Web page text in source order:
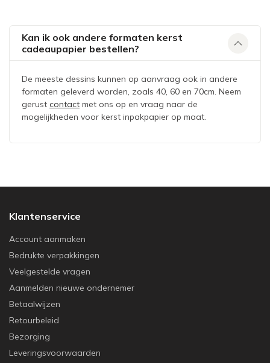
Kan ik ook andere formaten kerst
cadeaupapier bestellen?
De meeste dessins kunnen op aanvraag ook in andere
formaten geleverd worden, zoals 40, 60 en 70cm. Neem
gerust contact met ons op en vraag naar de
mogelijkheden voor kerst inpakpapier op maat.
Klantenservice
Account aanmaken
Bedrukte verpakkingen
Veelgestelde vragen
Aanmelden nieuwe ondernemer
Betaalwijzen
Retourbeleid
Bezorging
Leveringsvoorwaarden